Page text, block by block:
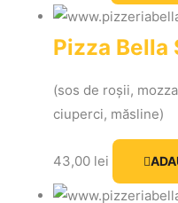
Pizza Bella
(sos de roșii,
ciuperci, măsline)
43,00 lei